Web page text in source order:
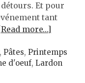
Et pour
tant
more…]
,Pâtes,Printemps
d'oeuf,Lardon